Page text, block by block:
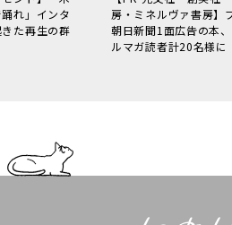
れ」インタ
た再生の群
房・ミネルヴァ書房】
朝日新聞1面広告の本
ルマガ読者計20名様に